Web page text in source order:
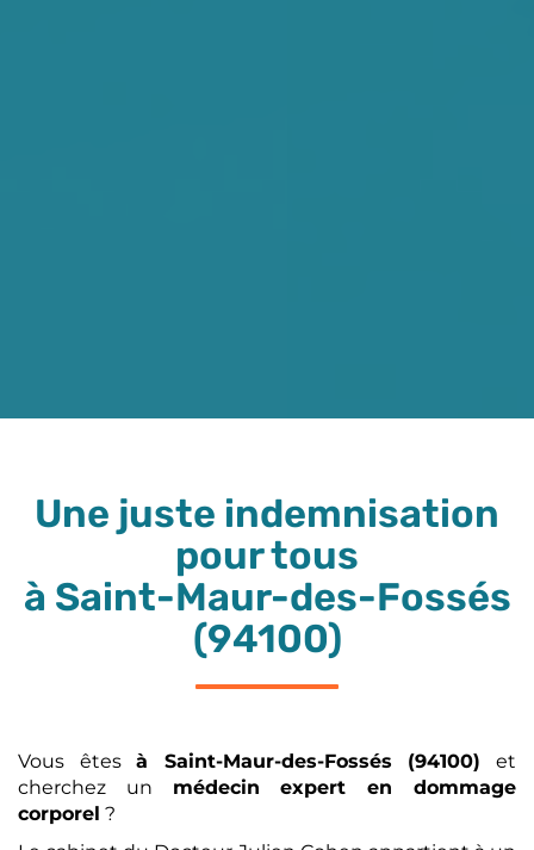
Une juste indemnisation
pour tous
à Saint-Maur-des-Fossés
(94100)
Vous êtesà Saint-Maur-des-Fossés (94100) et
cherchez un médecin expert en dommage
corporel ?